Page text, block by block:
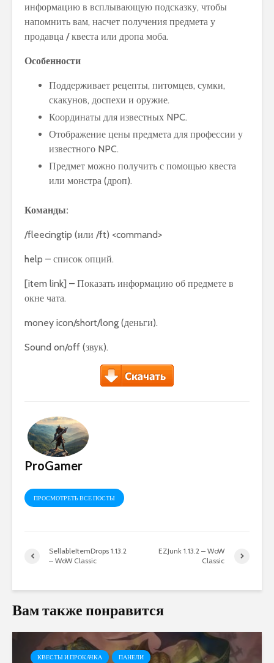
информацию в всплывающую подсказку, чтобы
напомнить вам, насчет получения предмета у
продавца / квеста или дропа моба.
Особенности
Поддерживает рецепты, питомцев, сумки,
скакунов, доспехи и оружие.
Координаты для известных NPC.
Отображение цены предмета для профессии у
известного NPC.
Предмет можно получить с помощью квеста
или монстра (дроп).
Команды:
/fleecingtip (или /ft) <command>
help – список опций.
[item link] – Показать информацию об предмете в
окне чата.
money icon/short/long (деньги).
Sound on/off (звук).
ProGamer
ПРОСМОТРЕТЬ ВСЕ ПОСТЫ
SellableItemDrops 1.13.2
– WoW Classic
EZJunk 1.13.2 – WoW
Classic
Вам также понравится
КВЕСТЫ И ПРОКАЧКА ПАНЕЛИ